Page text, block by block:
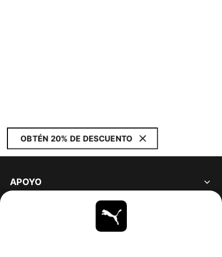
OBTÉN 20% DE DESCUENTO
APOYO